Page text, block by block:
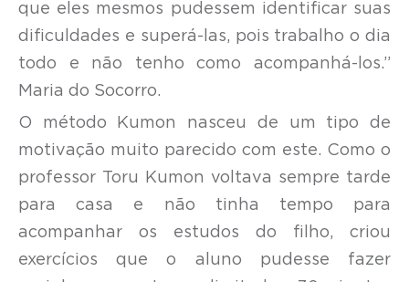
que eles mesmos pudessem identificar suas
dificuldades e superá-las, pois trabalho o dia
todo e não tenho como acompanhá-los.”
Maria do Socorro.
O método Kumon nasceu de um tipo de
motivação muito parecido com este. Como o
professor Toru Kumon voltava sempre tarde
para casa e não tinha tempo para
acompanhar os estudos do filho, criou
exercícios que o aluno pudesse fazer